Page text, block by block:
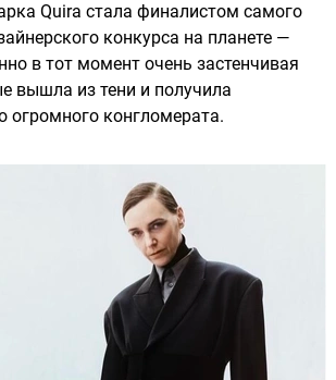
Quira стала финалистом самого
конкурса на планете —
в тот момент очень застенчивая
вышла из тени и получила
огромного конгломерата.